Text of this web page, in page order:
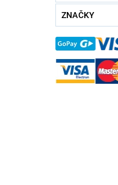
ZNAČKY